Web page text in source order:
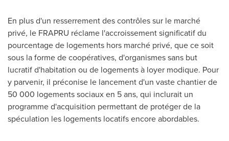
En plus d'un resserrement des contrôles sur le marché
privé, le FRAPRU réclame l'accroissement significatif du
pourcentage de logements hors marché privé, que ce soit
sous la forme de coopératives, d'organismes sans but
lucratif d'habitation ou de logements à loyer modique. Pour
y parvenir, il préconise le lancement d'un vaste chantier de
50 000 logements sociaux en 5 ans, qui inclurait un
programme d'acquisition permettant de protéger de la
spéculation les logements locatifs encore abordables.